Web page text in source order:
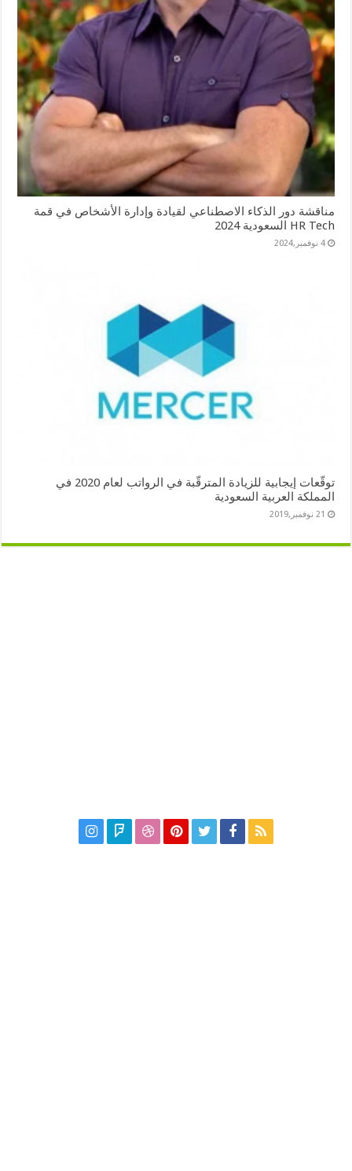
مناقشة دور الذكاء الاصطناعي لقيادة وإدارة الأشخاص في قمة
HR Tech السعودية 2024
4 نوفمبر,2024
توقّعات إيجابية للزيادة المترقّبة في الرواتب لعام 2020 في
المملكة العربية السعودية
21 نوفمبر,2019